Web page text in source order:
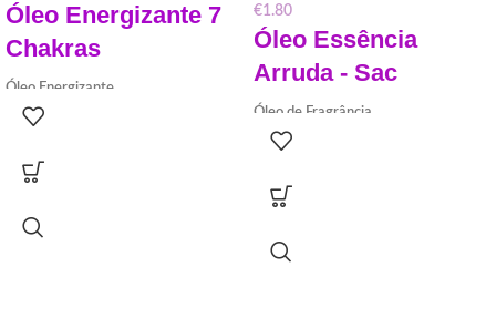
Óleo Energizante 7
Chakras
Óleo Energizante
Frasco com 100 ml.
com o Óleo Energizante 7 Chakras.
e revitaliza, proporcionando bem-
€1.80
Óleo Essência
Arruda - Sac
Óleo de Fragrância
10ml
de Arruda - Sac: Uma Jornada
Espiritual. Adquira Equilíbrio e